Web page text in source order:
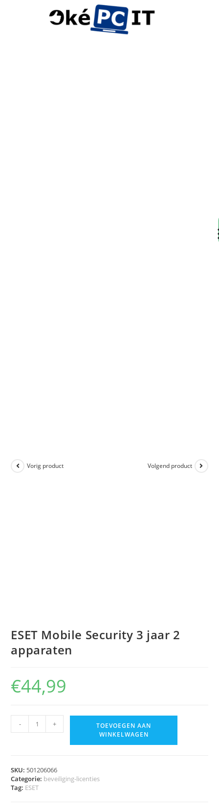
Vorig product Volgend product
ESET Mobile Security 3 jaar 2
apparaten
€44,99
- +
TOEVOEGEN AAN
WINKELWAGEN
SKU: 501206066
Categorie: beveiliging-licenties
Tag: ESET